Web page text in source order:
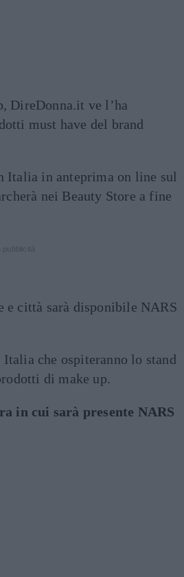
DireDonna.it ve l’ha
must have del brand
Italia in anteprima on line sul
nei Beauty Store a fine
e città sarà disponibile NARS
che ospiteranno lo stand
di make up.
in cui sarà presente NARS